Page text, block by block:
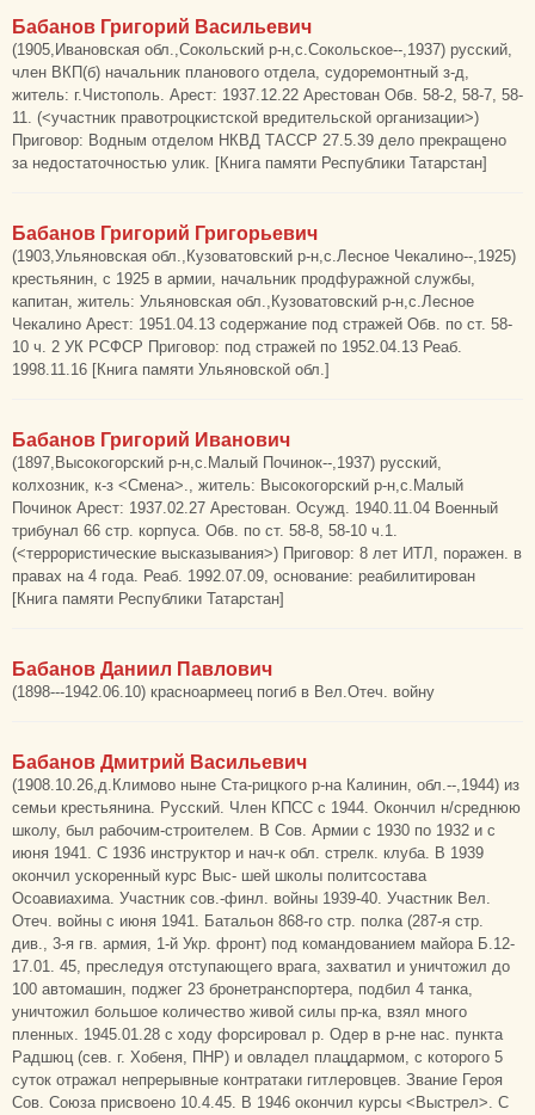
Бабанов Григорий Васильевич
(1905,Ивановская обл.,Сокольский р-н,с.Сокольское--,1937) русский,
член ВКП(б) начальник планового отдела, судоремонтный з-д,
житель: г.Чистополь. Арест: 1937.12.22 Арестован Обв. 58-2, 58-7, 58-
11. (<участник правотроцкистской вредительской организации>)
Приговор: Водным отделом НКВД ТАССР 27.5.39 дело прекращено
за недостаточностью улик. [Книга памяти Республики Татарстан]
Бабанов Григорий Григорьевич
(1903,Ульяновская обл.,Кузоватовский р-н,с.Лесное Чекалино--,1925)
крестьянин, с 1925 в армии, начальник продфуражной службы,
капитан, житель: Ульяновская обл.,Кузоватовский р-н,с.Лесное
Чекалино Арест: 1951.04.13 содержание под стражей Обв. по ст. 58-
10 ч. 2 УК РСФСР Приговор: под стражей по 1952.04.13 Реаб.
1998.11.16 [Книга памяти Ульяновской обл.]
Бабанов Григорий Иванович
(1897,Высокогорский р-н,с.Малый Починок--,1937) русский,
колхозник, к-з <Смена>., житель: Высокогорский р-н,с.Малый
Починок Арест: 1937.02.27 Арестован. Осужд. 1940.11.04 Военный
трибунал 66 стр. корпуса. Обв. по ст. 58-8, 58-10 ч.1.
(<террористические высказывания>) Приговор: 8 лет ИТЛ, поражен. в
правах на 4 года. Реаб. 1992.07.09, основание: реабилитирован
[Книга памяти Республики Татарстан]
Бабанов Даниил Павлович
(1898---1942.06.10) красноармеец погиб в Вел.Отеч. войну
Бабанов Дмитрий Васильевич
(1908.10.26,д.Климово ныне Ста-рицкого р-на Калинин, обл.--,1944) из
семьи крестьянина. Русский. Член КПСС с 1944. Окончил н/среднюю
школу, был рабочим-строителем. В Сов. Армии с 1930 по 1932 и с
июня 1941. С 1936 инструктор и нач-к обл. стрелк. клуба. В 1939
окончил ускоренный курс Выс- шей школы политсостава
Осоавиахима. Участник сов.-финл. войны 1939-40. Участник Вел.
Отеч. войны с июня 1941. Батальон 868-го стр. полка (287-я стр.
див., 3-я гв. армия, 1-й Укр. фронт) под командованием майора Б.12-
17.01. 45, преследуя отступающего врага, захватил и уничтожил до
100 автомашин, поджег 23 бронетранспортера, подбил 4 танка,
уничтожил большое количество живой силы пр-ка, взял много
пленных. 1945.01.28 с ходу форсировал р. Одер в р-не нас. пункта
Радшюц (сев. г. Хобеня, ПНР) и овладел плацдармом, с которого 5
суток отражал непрерывные контратаки гитлеровцев. Звание Героя
Сов. Союза присвоено 10.4.45. В 1946 окончил курсы <Выстрел>. С